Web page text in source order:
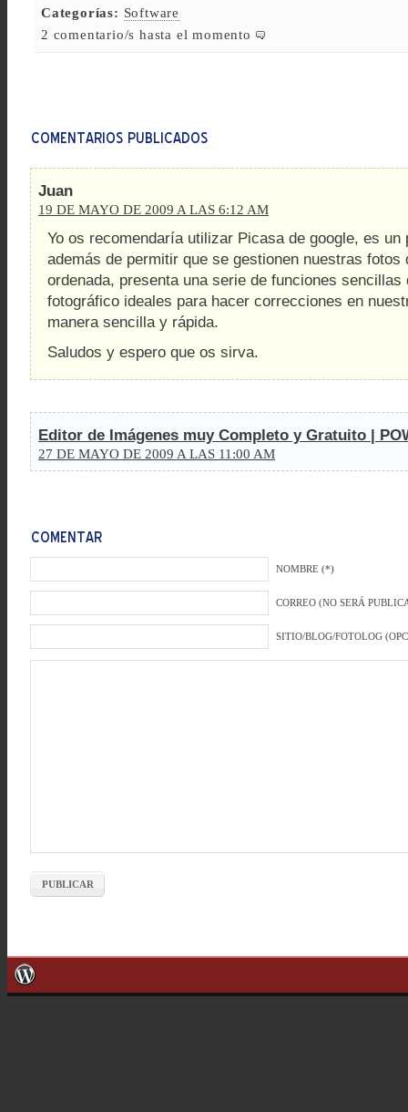
Categorías: Software
2 comentario/s hasta el momento
Juan
19 DE MAYO DE 2009 A LAS 6:12 AM
Yo os recomendaría utilizar Picasa de google, es un
además de permitir que se gestionen nuestras fotos
ordenada, presenta una serie de funciones sencillas
fotográfico ideales para hacer correcciones en
manera sencilla y rápida.
Saludos y espero que os sirva.
Editor de Imágenes muy Completo y Gratuito |
27 DE MAYO DE 2009 A LAS 11:00 AM
NOMBRE (*)
CORREO (NO SERÁ
SITIO/BLOG/FOTOLOG